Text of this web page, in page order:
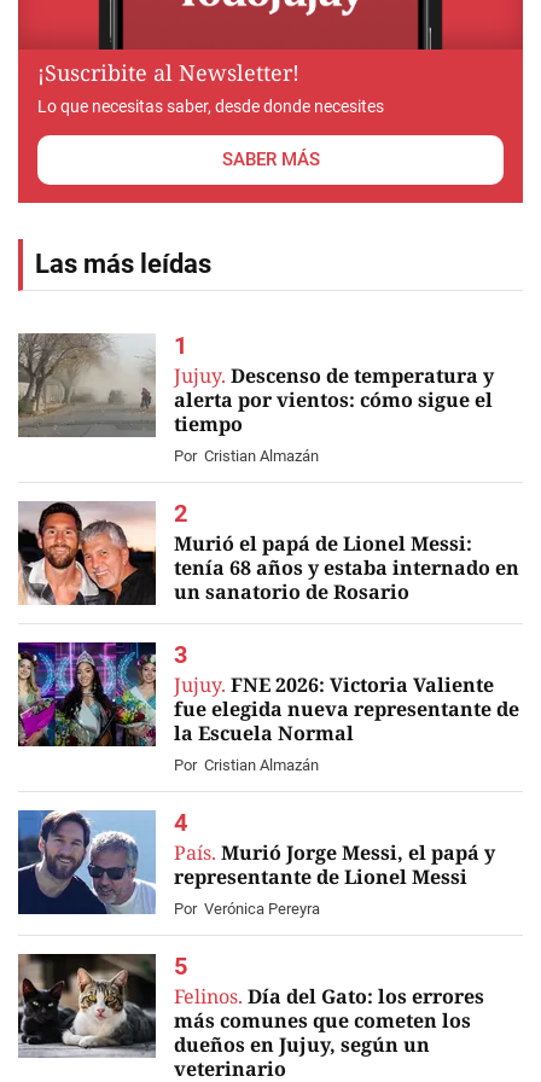
¡Suscribite al Newsletter!
Lo que necesitas saber, desde donde necesites
SABER MÁS
Las más leídas
Jujuy. Descenso de temperatura y
alerta por vientos: cómo sigue el
tiempo
Por Cristian Almazán
EN VIVO
Murió el papá de Lionel Messi:
tenía 68 años y estaba internado en
un sanatorio de Rosario
Jujuy. FNE 2026: Victoria Valiente
fue elegida nueva representante de
la Escuela Normal
Por Cristian Almazán
País. Murió Jorge Messi, el papá y
representante de Lionel Messi
Por Verónica Pereyra
Felinos. Día del Gato: los errores
más comunes que cometen los
dueños en Jujuy, según un
veterinario